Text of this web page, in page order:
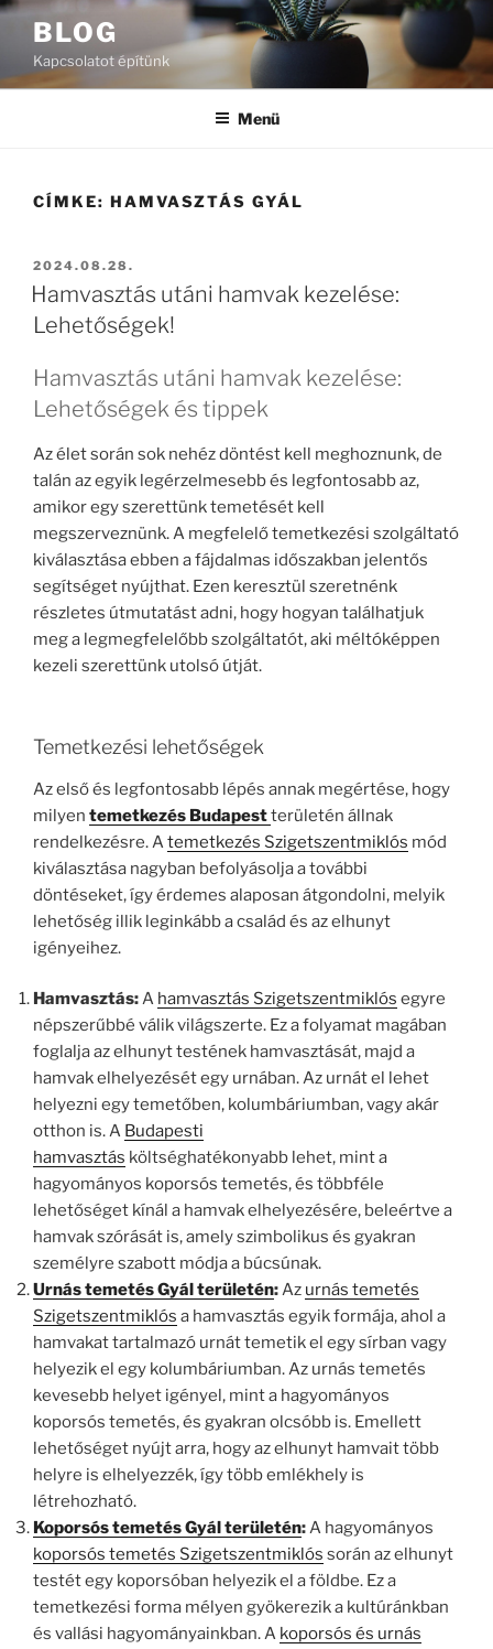
Tartalomhoz
BLOG
Kapcsolatot építünk
Menü
CÍMKE: HAMVASZTÁS GYÁL
BEKÜLDVE:
2024.08.28.
Hamvasztás utáni hamvak kezelése:
Lehetőségek!
Hamvasztás utáni hamvak kezelése:
Lehetőségek és tippek
Az élet során sok nehéz döntést kell meghoznunk, de
talán az egyik legérzelmesebb és legfontosabb az,
amikor egy szerettünk temetését kell
megszerveznünk. A megfelelő temetkezési szolgáltató
kiválasztása ebben a fájdalmas időszakban jelentős
segítséget nyújthat. Ezen keresztül szeretnénk
részletes útmutatást adni, hogy hogyan találhatjuk
meg a legmegfelelőbb szolgáltatót, aki méltóképpen
kezeli szerettünk utolsó útját.
Temetkezési lehetőségek
Az első és legfontosabb lépés annak megértése, hogy
milyen temetkezés Budapestterületén állnak
rendelkezésre. Atemetkezés Szigetszentmiklós mód
kiválasztása nagyban befolyásolja a további
döntéseket, így érdemes alaposan átgondolni, melyik
lehetőség illik leginkább a család és az elhunyt
igényeihez.
Hamvasztás:A hamvasztás Szigetszentmiklós egyre
népszerűbbé válik világszerte. Ez a folyamat magában
foglalja az elhunyt testének hamvasztását, majd a
hamvak elhelyezését egy urnában. Az urnát el lehet
helyezni egy temetőben, kolumbáriumban, vagy akár
otthon is. A Budapesti
hamvasztás költséghatékonyabb lehet, mint a
hagyományos koporsós temetés, és többféle
lehetőséget kínál a hamvak elhelyezésére, beleértve a
hamvak szórását is, amely szimbolikus és gyakran
személyre szabott módja a búcsúnak.
Urnás temetés Gyál területén:Az urnás temetés
Szigetszentmiklós a hamvasztás egyik formája, ahol a
hamvakat tartalmazó urnát temetik el egy sírban vagy
helyezik el egy kolumbáriumban. Az urnás temetés
kevesebb helyet igényel, mint a hagyományos
koporsós temetés, és gyakran olcsóbb is. Emellett
lehetőséget nyújt arra, hogy az elhunyt hamvait több
helyre is elhelyezzék, így több emlékhely is
létrehozható.
Koporsós temetés Gyál területén:A hagyományos
koporsós temetés Szigetszentmiklós során az elhunyt
testét egy koporsóban helyezik el a földbe. Ez a
temetkezési forma mélyen gyökerezik a kultúránkban
és vallási hagyományainkban. A koporsós és urnás